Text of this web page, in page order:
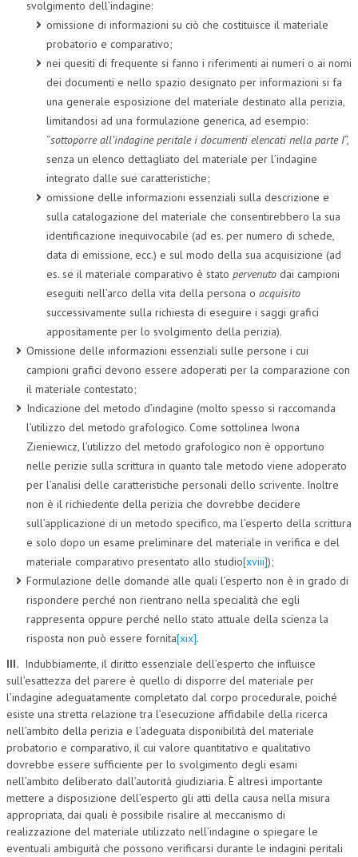
svolgimento dell’indagine:
omissione di informazioni su ciò che costituisce il materiale
probatorio e comparativo;
nei quesiti di frequente si fanno i riferimenti ai numeri o ai nomi
dei documenti e nello spazio designato per informazioni si fa
una generale esposizione del materiale destinato alla perizia,
limitandosi ad una formulazione generica, ad esempio:
“sottoporre all’indagine peritale i documenti elencati nella parte I“,
senza un elenco dettagliato del materiale per l’indagine
integrato dalle sue caratteristiche;
omissione delle informazioni essenziali sulla descrizione e
sulla catalogazione del materiale che consentirebbero la sua
identificazione inequivocabile (ad es. per numero di schede,
data di emissione, ecc.) e sul modo della sua acquisizione (ad
es. se il materiale comparativo è stato pervenuto dai campioni
eseguiti nell’arco della vita della persona o acquisito
successivamente sulla richiesta di eseguire i saggi grafici
appositamente per lo svolgimento della perizia).
Omissione delle informazioni essenziali sulle persone i cui
campioni grafici devono essere adoperati per la comparazione con
il materiale contestato;
Indicazione del metodo d’indagine (molto spesso si raccomanda
l’utilizzo del metodo grafologico. Come sottolinea Iwona
Zieniewicz, l’utilizzo del metodo grafologico non è opportuno
nelle perizie sulla scrittura in quanto tale metodo viene adoperato
per l’analisi delle caratteristiche personali dello scrivente. Inoltre
non è il richiedente della perizia che dovrebbe decidere
sull’applicazione di un metodo specifico, ma l’esperto della scrittura
e solo dopo un esame preliminare del materiale in verifica e del
materiale comparativo presentato allo studio[xviii]);
Formulazione delle domande alle quali l’esperto non è in grado di
rispondere perché non rientrano nella specialità che egli
rappresenta oppure perché nello stato attuale della scienza la
risposta non può essere fornita[xix].
III. Indubbiamente, il diritto essenziale dell’esperto che influisce
sull’esattezza del parere è quello di disporre del materiale per
l’indagine adeguatamente completato dal corpo procedurale, poiché
esiste una stretta relazione tra l’esecuzione affidabile della ricerca
nell’ambito della perizia e l’adeguata disponibilità del materiale
probatorio e comparativo, il cui valore quantitativo e qualitativo
dovrebbe essere sufficiente per lo svolgimento degli esami
nell’ambito deliberato dall’autorità giudiziaria. È altresì importante
mettere a disposizione dell’esperto gli atti della causa nella misura
appropriata, dai quali è possibile risalire al meccanismo di
realizzazione del materiale utilizzato nell’indagine o spiegare le
eventuali ambiguità che possono verificarsi durante le indagini peritali